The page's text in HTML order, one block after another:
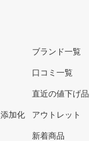
加化
ブランド一覧
口コミ一覧
直近の値下げ品
アウトレット
新着商品